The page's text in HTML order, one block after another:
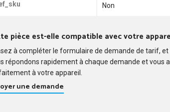
Non
pièce est-elle compatible avec votre
à compléter le formulaire de demande de tarif,
répondons rapidement à chaque demande et
à votre appareil.
une demande